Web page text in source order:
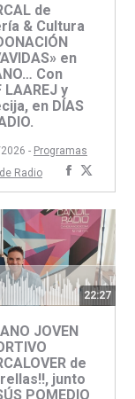
de
& Cultura
en
Con
LAAREJ y
en DÍAS
- Programas
Radio
Compartir
concon
22:27
JOVEN
de
junto
POMEDIO